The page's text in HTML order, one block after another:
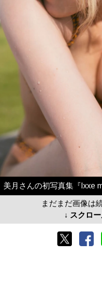
美月さんの初写真集『lxxe
まだまだ画像は
↓ スクロ